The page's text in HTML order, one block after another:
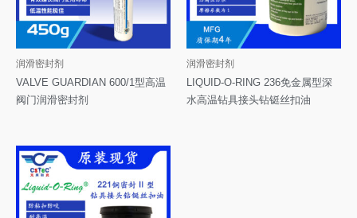
润滑密封剂
VALVE GUARDIAN 600/1型高温
阀门润滑密封剂
润滑密封剂
LIQUID-O-RING 236免金属型深
水高温钻具接头钻铤丝扣油